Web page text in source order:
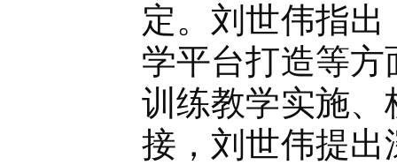
定。 刘世伟指出
学平台打造等
训练教学实施
接，刘世伟提